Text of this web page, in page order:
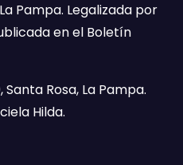
Pampa. Legalizada por
en el Boletín
Rosa, La Pampa.
Hilda.